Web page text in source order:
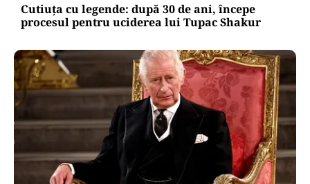
Cutiuța cu legende: după 30 de ani, începe
procesul pentru uciderea lui Tupac Shakur